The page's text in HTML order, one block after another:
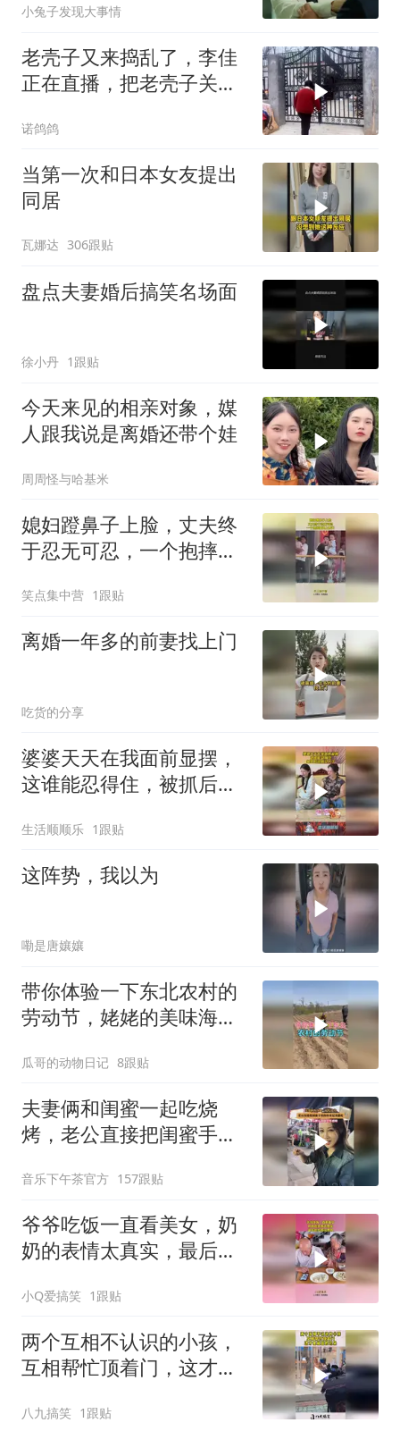
小兔子发现大事情
老壳子又来捣乱了，李佳
正在直播，把老壳子关在
诺鸽鸽
当第一次和日本女友提出
同居
瓦娜达 306跟贴
盘点夫妻婚后搞笑名场面
徐小丹 1跟贴
今天来见的相亲对象，媒
人跟我说是离婚还带个娃
周周怪与哈基米
媳妇蹬鼻子上脸，丈夫终
于忍无可忍，一个抱摔瞬
笑点集中营 1跟贴
离婚一年多的前妻找上门
吃货的分享
婆婆天天在我面前显摆，
这谁能忍得住，被抓后没
生活顺顺乐 1跟贴
这阵势，我以为
嘞是唐孃孃
带你体验一下东北农村的
劳动节，姥姥的美味海鲜
瓜哥的动物日记 8跟贴
夫妻俩和闺蜜一起吃烧
烤，老公直接把闺蜜手里
音乐下午茶官方 157跟贴
爷爷吃饭一直看美女，奶
奶的表情太真实，最后的
小Q爱搞笑 1跟贴
两个互相不认识的小孩，
互相帮忙顶着门，这才是
八九搞笑 1跟贴